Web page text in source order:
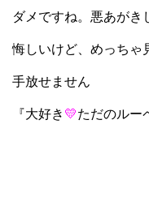
ダメですね。悪あがき
悔しいけど、めっちゃ
手放せません
『大好き💛ただのルー